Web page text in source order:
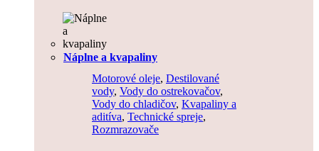
Náplne a kvapaliny
Motorové oleje, Destilované
vody, Vody do ostrekovačov,
Vody do chladičov, Kvapaliny a
aditíva, Technické spreje,
Rozmrazovače